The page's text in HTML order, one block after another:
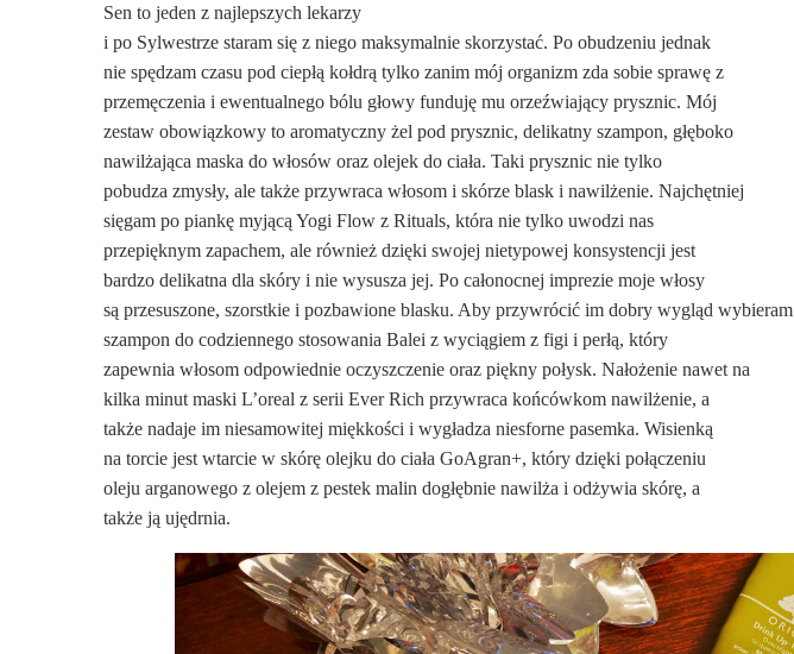
Sen to jeden z najlepszych lekarzy
i po Sylwestrze staram się z niego maksymalnie skorzystać. Po obudzeniu jednak
nie spędzam czasu pod ciepłą kołdrą tylko zanim mój organizm zda sobie sprawę z
przemęczenia i ewentualnego bólu głowy funduję mu orzeźwiający prysznic. Mój
zestaw obowiązkowy to aromatyczny żel pod prysznic, delikatny szampon, głęboko
nawilżająca maska do włosów oraz olejek do ciała. Taki prysznic nie tylko
pobudza zmysły, ale także przywraca włosom i skórze blask i nawilżenie. Najchętniej
sięgam po piankę myjącą Yogi Flow z Rituals, która nie tylko uwodzi nas
przepięknym zapachem, ale również dzięki swojej nietypowej konsystencji jest
bardzo delikatna dla skóry i nie wysusza jej. Po całonocnej imprezie moje włosy
są przesuszone, szorstkie i pozbawione blasku. Aby przywrócić im dobry wygląd wybieram
szampon do codziennego stosowania Balei z wyciągiem z figi i perłą, który
zapewnia włosom odpowiednie oczyszczenie oraz piękny połysk. Nałożenie nawet na
kilka minut maski L’oreal z serii Ever Rich przywraca końcówkom nawilżenie, a
także nadaje im niesamowitej miękkości i wygładza niesforne pasemka. Wisienką
na torcie jest wtarcie w skórę olejku do ciała GoAgran+, który dzięki połączeniu
oleju arganowego z olejem z pestek malin dogłębnie nawilża i odżywia skórę, a
także ją ujędrnia.